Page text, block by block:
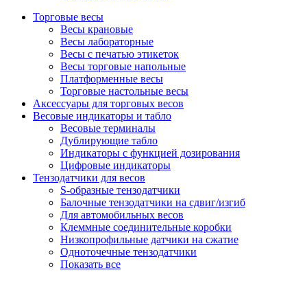
Торговые весы
Весы крановые
Весы лабораторные
Весы с печатью этикеток
Весы торговые напольные
Платформенные весы
Торговые настольные весы
Аксессуары для торговых весов
Весовые индикаторы и табло
Весовые терминалы
Дублирующие табло
Индикаторы с функцией дозирования
Цифровые индикаторы
Тензодатчики для весов
S-образные тензодатчики
Балочные тензодатчики на сдвиг/изгиб
Для автомобильных весов
Клеммные соединительные коробки
Низкопрофильные датчики на сжатие
Одноточечные тензодатчики
Показать все